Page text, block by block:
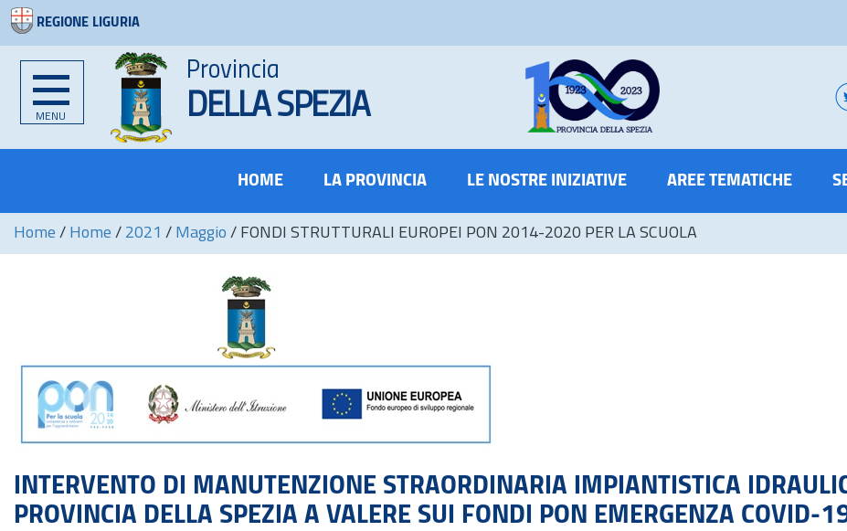
REGIONE LIGURIA
MENU
Provincia
DELLA SPEZIA
HOME LA PROVINCIA LE NOSTRE INIZIATIVE AREE TEMATICHE
Home / Home / 2021 / Maggio / FONDI STRUTTURALI EUROPEI PON 2014-2020 PER LA SCUOLA
INTERVENTO DI MANUTENZIONE STRAORDINARIA IMPIANTISTICA
PROVINCIA DELLA SPEZIA A VALERE SUI FONDI PON EMERGENZA COVID-